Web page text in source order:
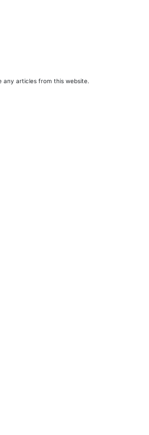
any articles from this website.